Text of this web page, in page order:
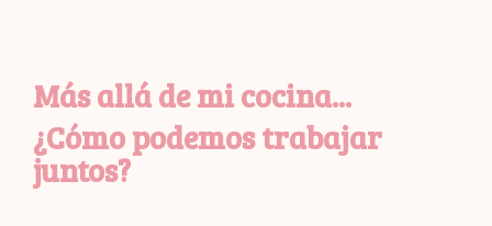
Más allá de mi cocina...
¿Cómo podemos trabajar
juntos?